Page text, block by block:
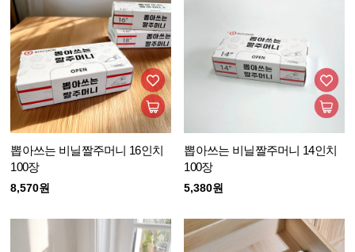
뽑아쓰는 비닐짤주머니 16인치
100장
8,570원
뽑아쓰는 비닐짤주머니 14인치
100장
5,380원